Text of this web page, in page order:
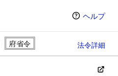
ヘルプ
法令詳細